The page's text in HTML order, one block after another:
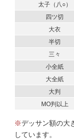
太子（八○）
四ツ切
大衣
半切
三々
小全紙
大全紙
大判
MO判以上
※デッサン額の大
しています。